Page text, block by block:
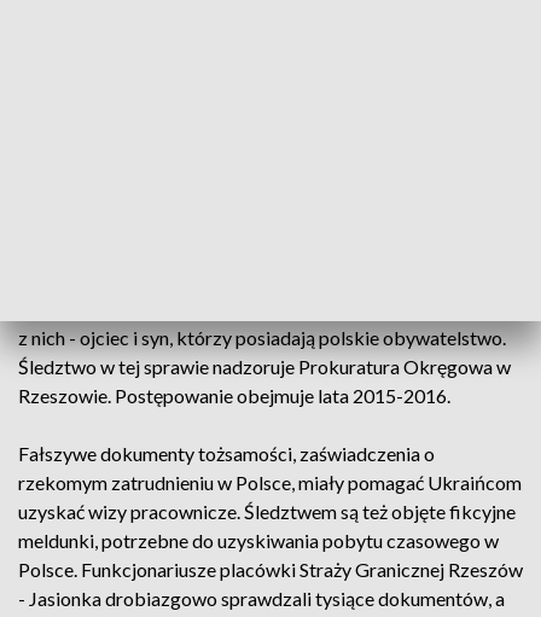
z nich - ojciec i syn, którzy posiadają polskie obywatelstwo.
Śledztwo w tej sprawie nadzoruje Prokuratura Okręgowa w
Rzeszowie. Postępowanie obejmuje lata 2015-2016.
Fałszywe dokumenty tożsamości, zaświadczenia o
rzekomym zatrudnieniu w Polsce, miały pomagać Ukraińcom
uzyskać wizy pracownicze. Śledztwem są też objęte fikcyjne
meldunki, potrzebne do uzyskiwania pobytu czasowego w
Polsce. Funkcjonariusze placówki Straży Granicznej Rzeszów
- Jasionka drobiazgowo sprawdzali tysiące dokumentów, a